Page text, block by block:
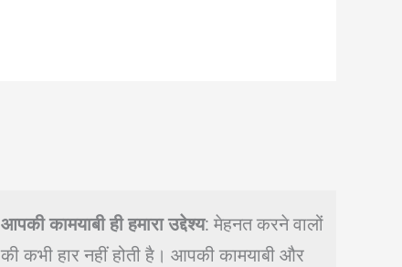
आपकी कामयाबी ही हमारा उद्देश्य: मेहनत करने वालों
की कभी हार नहीं होती है। आपकी कामयाबी और